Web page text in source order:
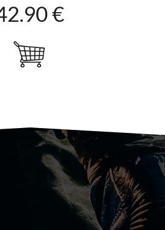
€